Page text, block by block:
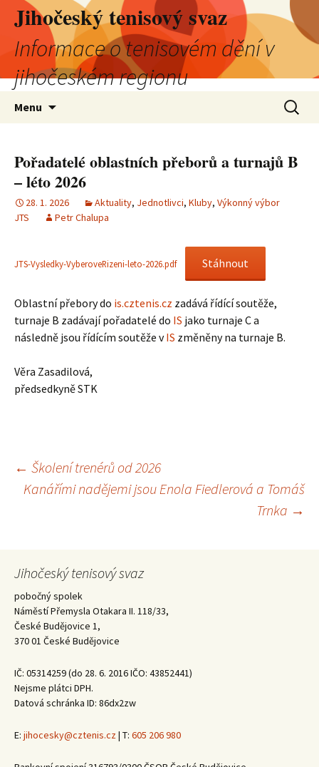
Jihočeský tenisový svaz
Informace o tenisovém dění v
jihočeském regionu
Menu
Pořadatelé oblastních přeborů a turnajů B
– léto 2026
28. 1. 2026 Aktuality, Jednotlivci, Kluby, Výkonný výbor
JTS
Petr Chalupa
JTS-Vysledky-VyberoveRizeni-leto-2026.pdf Stáhnout
Oblastní přebory do is.cztenis.cz zadává řídící soutěže,
turnaje B zadávají pořadatelé do IS jako turnaje C a
následně jsou řídícím soutěže vIS změněny na turnaje B.
Věra Zasadilová,
předsedkyně STK
Navigace
pro
← Školení trenérů od 2026
Kanářími nadějemi jsou Enola Fiedlerová a Tomáš
Trnka →
Jihočeský tenisový svaz
pobočný spolek
Náměstí Přemysla Otakara II. 118/33,
České Budějovice 1,
370 01 České Budějovice
IČ: 05314259 (do 28. 6. 2016 IČO: 43852441)
Nejsme plátci DPH.
Datová schránka ID: 86dx2zw
E: jihocesky@cztenis.cz| T: 605 206 980